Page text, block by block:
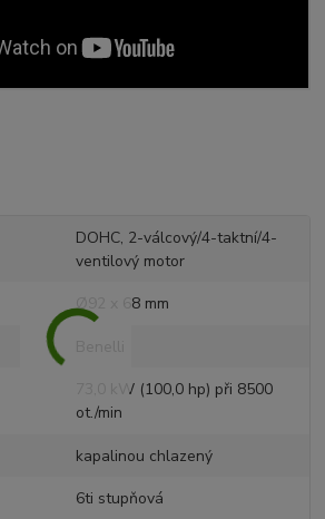
DOHC, 2-válcový/4-taktní/4-
ventilový motor
Ø92 x 68 mm
73,0 kW (100,0 hp) při 8500
ot./min
kapalinou chlazený
6ti stupňová